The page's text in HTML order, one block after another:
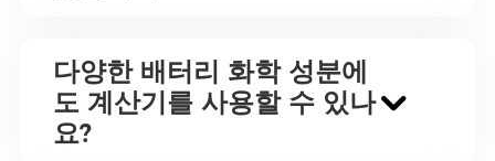
다양한 배터리 화학 성분에
도 계산기를 사용할 수 있나
요?